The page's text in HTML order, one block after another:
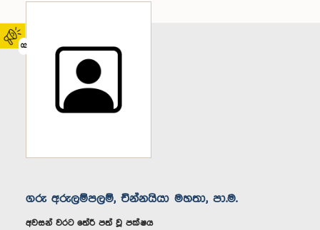
02
ගරු අරුලම්පලම්, චින්නයියා මහතා, පා.ම.
අවසන් වරට තේරී පත් වූ පක්ෂය